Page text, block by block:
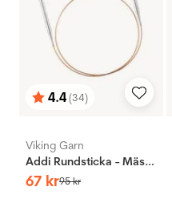
Betyg:
4.4(34)
utav 5 stjärnor
Viking Garn
Addi Rundsticka - Mässing
67 kr95kr